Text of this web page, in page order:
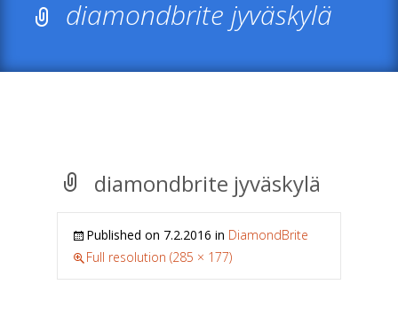
diamondbrite jyväskylä
diamondbrite jyväskylä
Published on 7.2.2016 in DiamondBrite
Full resolution (285 × 177)